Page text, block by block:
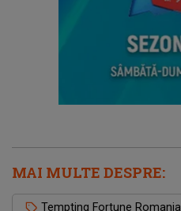
MAI MULTE DESPRE:
Tempting Fortune Romania